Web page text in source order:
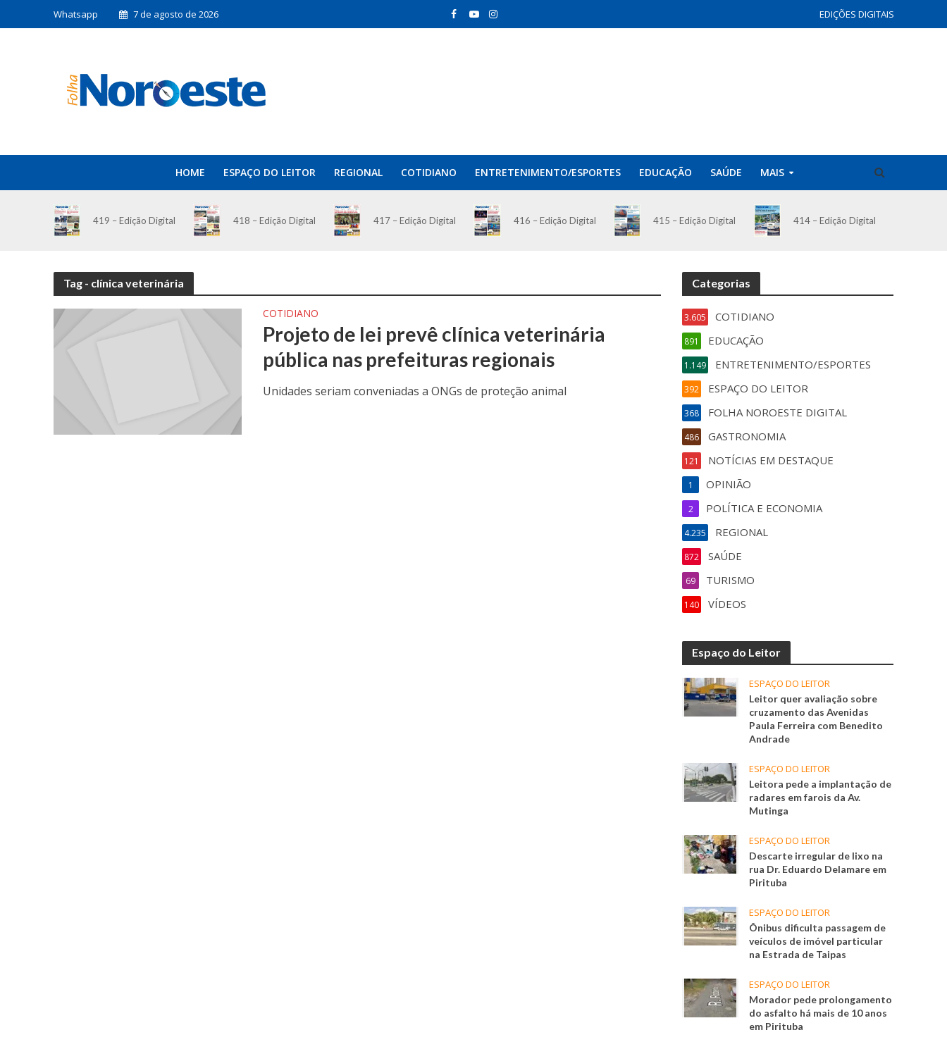
Whatsapp 7 de agosto de 2026 EDIÇÕES DIGITAIS
HOME ESPAÇO DO LEITOR REGIONAL COTIDIANO ENTRETENIMENTO/ESPORTES EDUCAÇÃO SAÚDE MAIS
419 – Edição Digital 418 – Edição Digital 417 – Edição Digital 416 – Edição Digital 415 – Edição Digital 414 – Edição Digital
Tag - clínica veterinária
COTIDIANO
Projeto de lei prevê clínica veterinária
pública nas prefeituras regionais
Unidades seriam conveniadas a ONGs de proteção animal
Categorias
COTIDIANO
3.605
EDUCAÇÃO
891
ENTRETENIMENTO/ESPORTES
1.149
ESPAÇO DO LEITOR
392
FOLHA NOROESTE DIGITAL
368
GASTRONOMIA
486
NOTÍCIAS EM DESTAQUE
121
OPINIÃO
1
POLÍTICA E ECONOMIA
2
REGIONAL
4.235
SAÚDE
872
TURISMO
69
VÍDEOS
140
Espaço do Leitor
ESPAÇO DO LEITOR
Leitor quer avaliação sobre
cruzamento das Avenidas
Paula Ferreira com Benedito
Andrade
ESPAÇO DO LEITOR
Leitora pede a implantação de
radares em farois da Av.
Mutinga
ESPAÇO DO LEITOR
Descarte irregular de lixo na
rua Dr. Eduardo Delamare em
Pirituba
ESPAÇO DO LEITOR
Ônibus dificulta passagem de
veículos de imóvel particular
na Estrada de Taipas
ESPAÇO DO LEITOR
Morador pede prolongamento
do asfalto há mais de 10 anos
em Pirituba